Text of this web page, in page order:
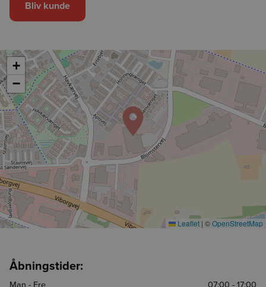
Bliv kunde
+
−
Leaflet | ©OpenStreetMap
Åbningstider: